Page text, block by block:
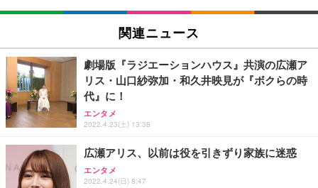
SIHOO B100 オフィスチェア／デスクチェア メッシ
ュチェア 人間工学 疲れない ブラック
￥27,999
Sezlife オフィスチェア デスクチェア 疲れない テレ
ワーク チェア 強化バックレスト 30度ロッキング機
能 人間工学 椅子 腰サポート 90度跳ね上げ式アーム
レスト 3Dヘッドレスト ハンガー付き 高反発クッシ
務用 おしゃれ パソコンチェア (ブラック)
Sezlife オフィスチェア デスクチェア 疲れない テレ
EIZO ビジネス向けプレミアムモニター | FlexScan
￥109,572
【純正品】27"ゲーミングモニター DualSense 充電
フック付き（CFI-ZDM1J）
￥49,979
【整備済み品】Dell E2724HS 27インチ 液晶モニタ
Amazonベーシック ペットシーツ 厚型 ワイド 42枚
x2袋(84枚) ホワイト(吸収面:ライトブルー)
￥3,234
ネオ・ルーライフ ネオ・オムツ L 中型犬用 26枚入
り 単品
￥1,800
Smart Basic(スマートベーシック) 【Amazon.co.jp
関連ニュース
劇場版『ラジエーションハウス』共演の広瀬ア
リス・山口紗弥加・和久井映見が『ボクらの時
代』に！
エンタメ
2022.4.23(土) 13:38
広瀬アリス、以前は役を引きずり家族に迷惑
エンタメ
2022.4.24(日) 8:47